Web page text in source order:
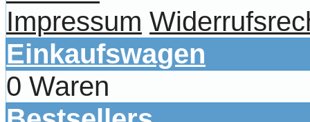
Impressum
Einkaufswagen
0 Waren